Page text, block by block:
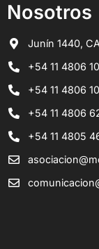
Nosotros
Junín 1440,
+54 11 4806
+54 11 4806
+54 11 4806
+54 11 4805